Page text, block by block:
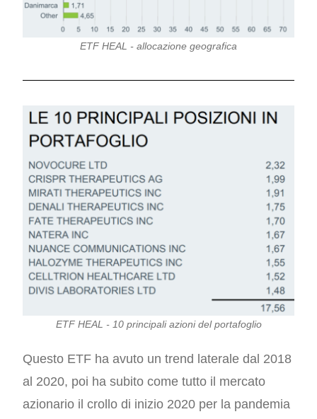
ETF HEAL - allocazione geografica
ETF HEAL - 10 principali azioni del portafoglio
Questo ETF ha avuto un trend laterale dal 2018
al 2020, poi ha subito come tutto il mercato
azionario il crollo di inizio 2020 per la pandemia